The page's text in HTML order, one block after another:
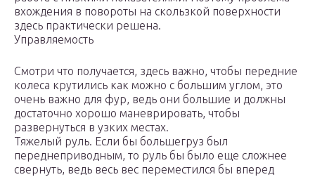
вхождения в повороты на скользкой поверхности
здесь практически решена.
Управляемость
Смотри что получается, здесь важно, чтобы передние
колеса крутились как можно с большим углом, это
очень важно для фур, ведь они большие и должны
достаточно хорошо маневрировать, чтобы
развернуться в узких местах.
Тяжелый руль. Если бы большегруз был
переднеприводным, то руль бы было еще сложнее
свернуть, ведь весь вес переместился бы вперед